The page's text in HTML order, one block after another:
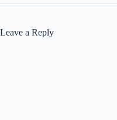
Leave a Reply